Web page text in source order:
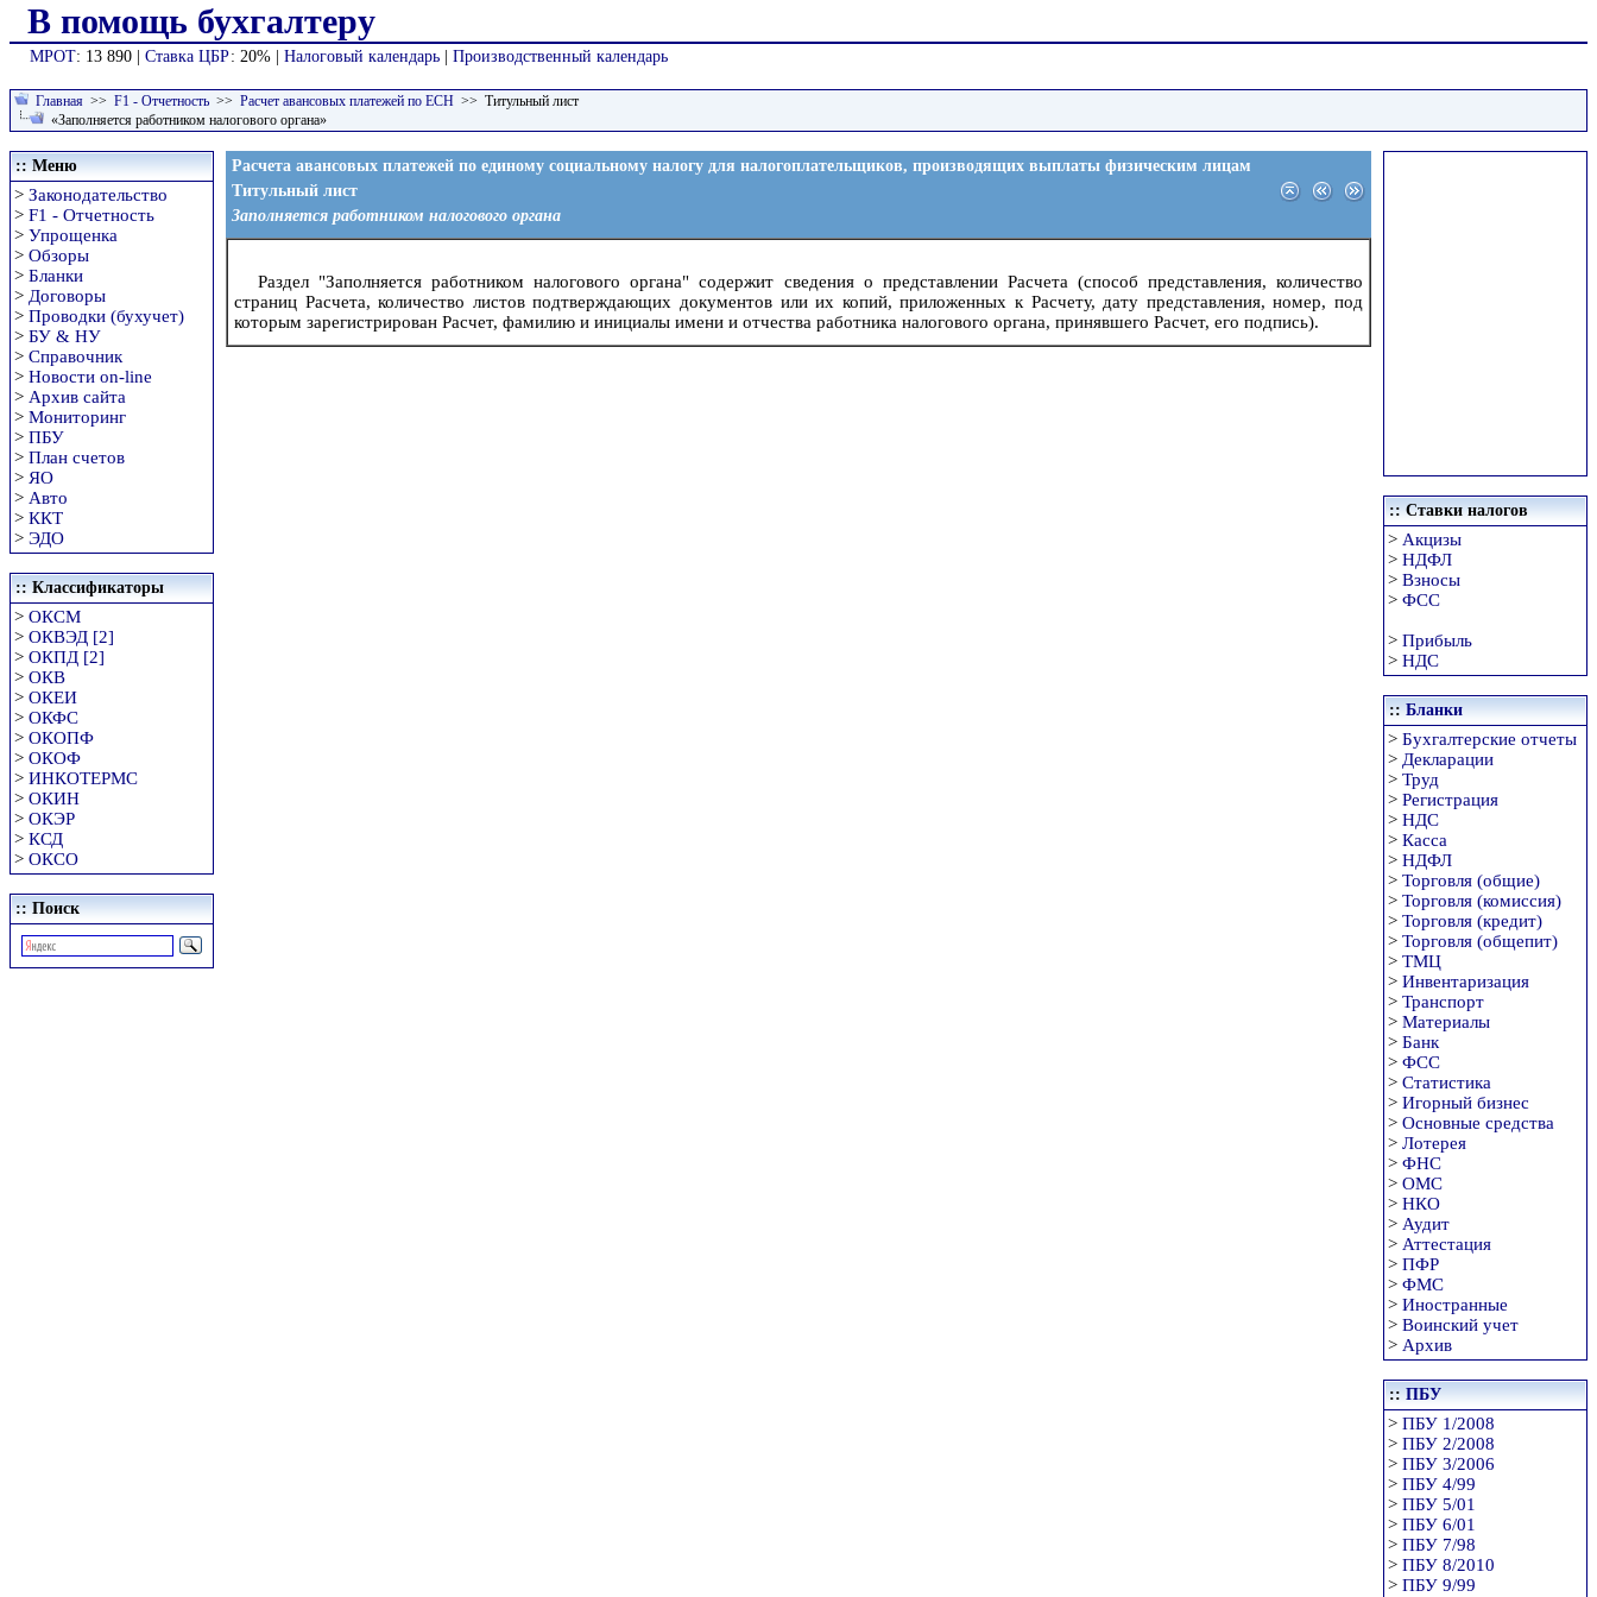
В помощь бухгалтеру
МРОТ: 13 890 | Ставка ЦБР: 20% | Налоговый календарь Производственный календарь
Главная >> F1 - Отчетность >> Расчет авансовых платежей по ЕСН >> Титульный лист
«Заполняется работником налогового органа»
:: Меню
> Законодательство
> F1 - Отчетность
> Упрощенка
> Обзоры
> Бланки
> Договоры
> Проводки (бухучет)
> БУ & НУ
> Справочник
> Новости on-line
> Архив сайта
> Мониторинг
> ПБУ
> План счетов
> ЯО
> Авто
> ККТ
> ЭДО
:: Классификаторы
> ОКСМ
> ОКВЭД [2]
> ОКПД [2]
> ОКВ
> ОКЕИ
> ОКФС
> ОКОПФ
> ОКОФ
> ИНКОТЕРМС
> ОКИН
> ОКЭР
> КСД
> ОКСО
:: Поиск
Расчета авансовых платежей по единому социальному налогу для налогоплательщиков, производящих выплаты физическим лицам
Титульный лист
Заполняется работником налогового органа
Раздел "Заполняется работником налогового органа" содержит сведения о представлении Расчета (способ представления, количество
страниц Расчета, количество листов подтверждающих документов или их копий, приложенных к Расчету, дату представления, номер, под
которым зарегистрирован Расчет, фамилию и инициалы имени и отчества работника налогового органа, принявшего Расчет, его подпись).
:: Ставки налогов
> Акцизы
> НДФЛ
> Взносы
> ФСС
> Прибыль
> НДС
::Бланки
> Бухгалтерские отчеты
> Декларации
> Труд
> Регистрация
> НДС
> Касса
> НДФЛ
> Торговля (общие)
> Торговля (комиссия)
> Торговля (кредит)
> Торговля (общепит)
> ТМЦ
> Инвентаризация
> Транспорт
> Материалы
> Банк
> ФСС
> Статистика
> Игорный бизнес
> Основные средства
> Лотерея
> ФНС
> ОМС
> НКО
> Аудит
> Аттестация
> ПФР
> ФМС
> Иностранные
> Воинский учет
> Архив
::ПБУ
> ПБУ 1/2008
> ПБУ 2/2008
> ПБУ 3/2006
> ПБУ 4/99
> ПБУ 5/01
> ПБУ 6/01
> ПБУ 7/98
> ПБУ 8/2010
> ПБУ 9/99